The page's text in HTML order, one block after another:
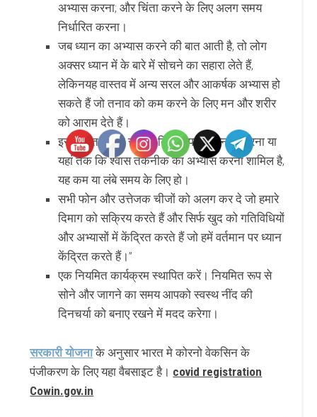
अभ्यास करना; और चिंता करने के लिए अलग समय
निर्धारित करना।
जब ध्यान का अभ्यास करने की बात आती है, तो लोग
अक्सर ध्यान में के बारे में सोचने का सहारा लेते हैं,
लेकिनयह वास्तव में अन्य सरल और आकर्षक अभ्यास हो
सकते हैं जो तनाव को कम करने के लिए मन और शरीर
को आराम देते हैं।
इसमें शांत संगीत सुनना, किताब पढ़ना, स्नान करना या
यहां तक ​​कि श्वास तकनीक का अभ्यास करना शामिल है,
यह कम या लंबे समय के लिए हो।
सभी फोन और उत्तेजक चीजों को अलग कर दे जो हमारे
दिमाग को सक्रिय करते हैं और सिर्फ खुद को गतिविधियों
और अभ्यासों में केंद्रित करते हैं जो हमें वर्तमान पर ध्यान
केंद्रित करते हैं।”
एक नियमित कार्यक्रम स्थापित करें। नियमित रूप से
सोने और जागने का समय आपको स्वस्थ नींद की
दिनचर्या को बनाए रखने में मदद करेगा।
सरकारी योजनाके अनुसार भारत मे कोरनो वेकसिन के
पंजीकरण के लिए यहा वैबसाइट है। covid registration
Cowin.gov.in